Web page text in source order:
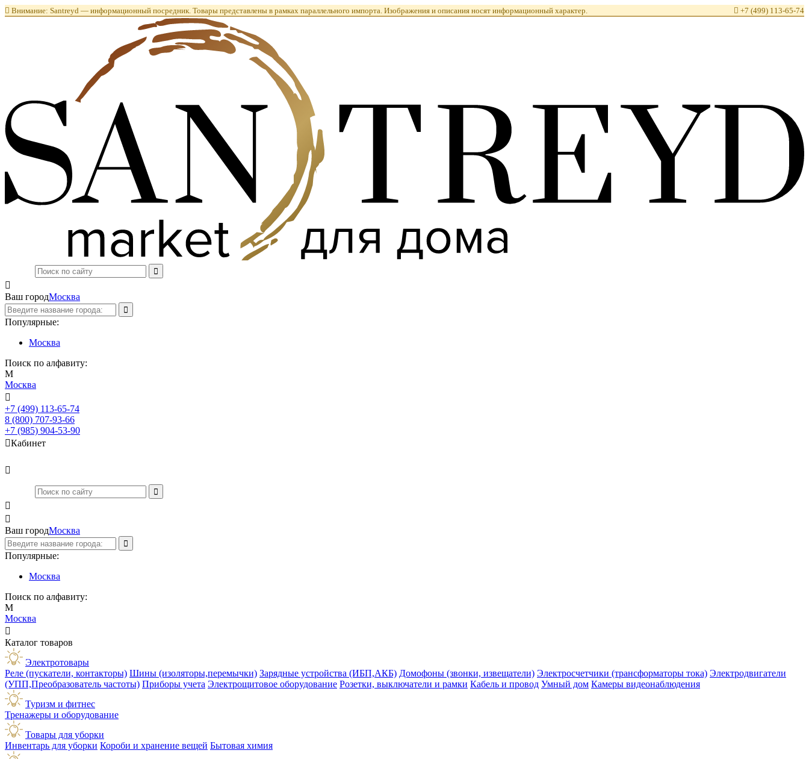
 Внимание: Santreyd — информационный посредник. Товары представлены в рамках параллельного импорта. Изображения и описания носят информационный характер.  +7 (499) 113-65-74

Ваш городМосква
Популярные:
Москва
Поиск по алфавиту:
М
Москва

+7 (499) 113-65-74
8 (800) 707-93-66
+7 (985) 904-53-90
Кабинет



Ваш городМосква
Популярные:
Москва
Поиск по алфавиту:
М
Москва

Каталог товаров
Электротовары
Реле (пускатели, контакторы) Шины (изоляторы,перемычки) Зарядные устройства (ИБП,АКБ) Домофоны (звонки, извещатели) Электросчетчики (трансформаторы тока) Электродвигатели
(УПП,Преобразователь частоты) Приборы учета Электрощитовое оборудование Розетки, выключатели и рамки Кабель и провод Умный дом Камеры видеонаблюдения
Туризм и фитнес
Тренажеры и оборудование
Товары для уборки
Инвентарь для уборки Короби и хранение вещей Бытовая химия